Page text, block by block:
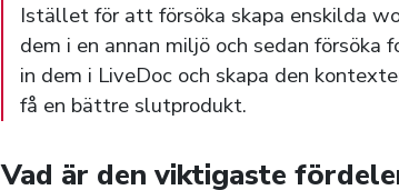
Istället för att försöka skapa enskilda
dem i en annan miljö och sedan
in dem i LiveDoc och skapa den
få en bättre slutprodukt.
Vad är den viktigaste